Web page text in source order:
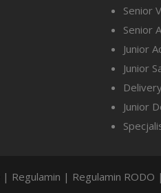
Senior
Senior
Junior
Junior
Junior
| Regulamin | Regulamin RODO |